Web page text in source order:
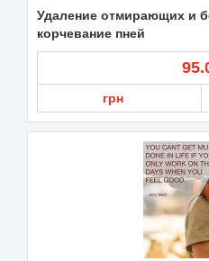
Удаление отмирающих и
корчевание пней
грн